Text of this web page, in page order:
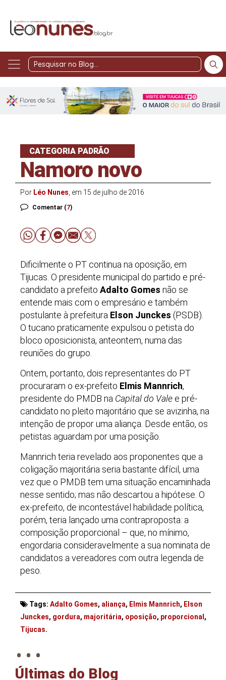
Pesquisar
Blog
CATEGORIA PADRÃO
Namoro novo
Por Léo Nunes , em 15 de julho de 2016
Comentar (7)
Dificilmente o PT continua na oposição, em
Tijucas. O presidente municipal do partido e pré-
candidato a prefeito Adalto Gomes não se
entende mais com o empresário e também
postulante à prefeitura Elson Junckes (PSDB).
O tucano praticamente expulsou o petista do
bloco oposicionista, anteontem, numa das
reuniões do grupo.
Ontem, portanto, dois representantes do PT
procuraram o ex-prefeito Elmis Mannrich,
presidente do PMDB na Capital do Vale e pré-
candidato no pleito majoritário que se avizinha, na
intenção de propor uma aliança. Desde então, os
petistas aguardam por uma posição.
Mannrich teria revelado aos proponentes que a
coligação majoritária seria bastante difícil, uma
vez que o PMDB tem uma situação encaminhada
nesse sentido; mas não descartou a hipótese. O
ex-prefeito, de incontestável habilidade política,
porém, teria lançado uma contraproposta: a
composição proporcional – que, no mínimo,
engordaria consideravelmente a sua nominata de
candidatos a vereadores com outra legenda de
peso.
Tags: Adalto Gomes, aliança, Elmis Mannrich, Elson
Junckes, gordura, majoritária, oposição, proporcional,
Tijucas.
. . .
Últimas do Blog